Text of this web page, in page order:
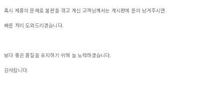
혹시 제품의 문제로 불편을 겪고 계신 고객님께서는 게시판에 문의 남겨주시면
빠른 처리 도와드리겠습니다.
보다 좋은 품질을 유지하기 위해 늘 노력하겠습니다.
감사합니다.